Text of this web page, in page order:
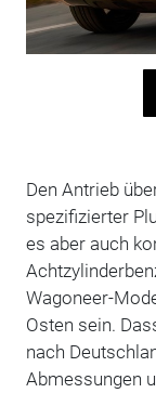
Den Antrieb
spezifizierter
es aber auch
Wagoneer-
Osten sein.
nach
Abmessungen